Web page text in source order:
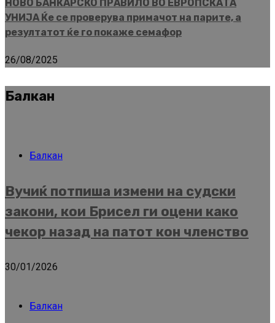
НОВО БАНКАРСКО ПРАВИЛО ВО ЕВРОПСКАТА
УНИЈА Ќе се проверува примачот на парите, а
резултатот ќе го покаже семафор
26/08/2025
Балкан
Балкан
Вучиќ потпиша измени на судски
закони, кои Брисел ги оцени како
чекор назад на патот кон членство
30/01/2026
Балкан